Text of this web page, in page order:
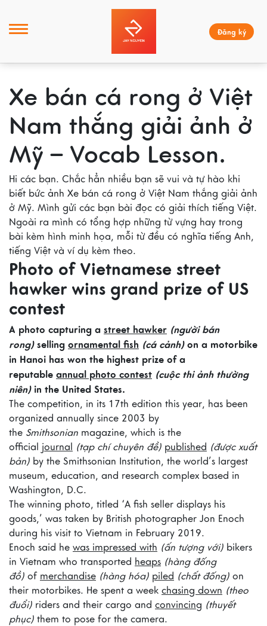
Đăng ký
Xe bán cá rong ở Việt
Nam thắng giải ảnh ở
Mỹ – Vocab Lesson.
Hi các bạn. Chắc hẳn nhiều bạn sẽ vui và tự hào khi
biết bức ảnh Xe bán cá rong ở Việt Nam thắng giải ảnh
ở Mỹ. Mình gửi các bạn bài đọc có giải thích tiếng Việt.
Ngoài ra mình có tổng hợp những từ vựng hay trong
bài kèm hình minh họa, mỗi từ đều có nghĩa tiếng Anh,
tiếng Việt và ví dụ kèm theo.
Photo of Vietnamese street
hawker wins grand prize of US
contest
A photo capturing a street hawker (người bán
rong)selling ornamental fish (cá cảnh)on a motorbike
in Hanoi has won the highest prize of a
reputable annual photo contest (cuộc thi ảnh thường
niên)in the United States.
The competition, in its 17th edition this year, has been
organized annually since 2003 by
the Smithsonian magazine, which is the
official journal (tạp chí chuyên đề) published (được xuất
bản) by the Smithsonian Institution, the world’s largest
museum, education, and research complex based in
Washington, D.C.
The winning photo, titled ‘A fish seller displays his
goods,’ was taken by British photographer Jon Enoch
during his visit to Vietnam in February 2019.
Enoch said he was impressed with (ấn tượng với) bikers
in Vietnam who transported heaps (hàng đống
đồ) of merchandise (hàng hóa) piled (chất đống) on
their motorbikes. He spent a week chasing down (theo
đuổi) riders and their cargo and convincing (thuyết
phục) them to pose for the camera.